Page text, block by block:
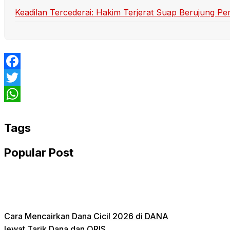
Keadilan Tercederai: Hakim Terjerat Suap Berujung
Facebook
Twitter
Tags
Popular Post
Cara Mencairkan Dana Cicil 2026 di DANA